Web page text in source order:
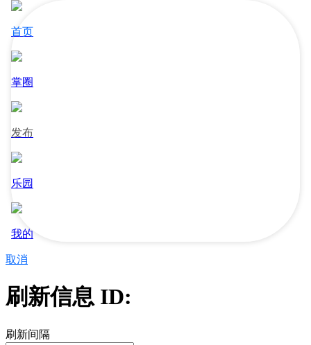
首页
掌圈
发布
乐园
我的
取消
刷新信息 ID:
刷新间隔